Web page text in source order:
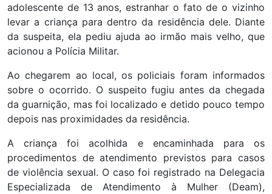
adolescente de 13 anos, estranhar o fato de o vizinho
levar a criança para dentro da residência dele. Diante
da suspeita, ela pediu ajuda ao irmão mais velho, que
acionou a Polícia Militar.
Ao chegarem ao local, os policiais foram informados
sobre o ocorrido. O suspeito fugiu antes da chegada
da guarnição, mas foi localizado e detido pouco tempo
depois nas proximidades da residência.
A criança foi acolhida e encaminhada para os
procedimentos de atendimento previstos para casos
de violência sexual. O caso foi registrado na Delegacia
Especializada de Atendimento à Mulher (Deam),